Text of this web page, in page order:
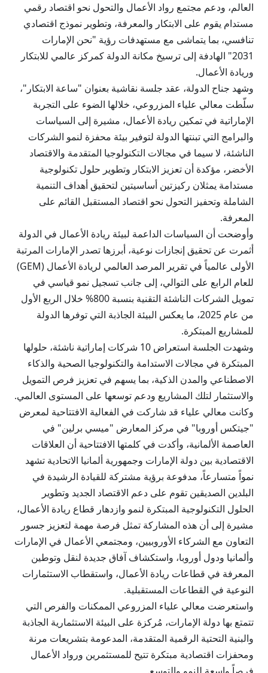
العالم، ودعم مجتمع رواد الأعمال والتحول نحو اقتصاد رقمي
مستدام يقوم على الابتكار والمعرفة، وتطوير نموذج اقتصادي
تنافسي، بما يتماشى مع مستهدفات رؤية "نحن الإمارات
2031" الهادفة إلى ترسيخ مكانة الدولة كمركز عالمي للابتكار
وريادة الأعمال.
وشهد جناح الدولة، عقد جلسة نقاشية بعنوان "ساعة الابتكار"،
سلّطت معالي علياء المزروعي، خلالها الضوء على التجربة
الإماراتية في تمكين ريادة الأعمال، مشيرة إلى السياسات
والبرامج التي تبنتها الدولة لتوفير بيئة محفزة لنمو الشركات
الناشئة، لا سيما في مجالات التكنولوجيا المتقدمة والاقتصاد
الأخضر، مؤكدة أن تعزيز الابتكار وتطوير حلول تكنولوجية
مستدامة يمثلان ركيزتين أساسيتين لتحقيق أهداف التنمية
الشاملة وتحفيز التحول نحو اقتصاد المستقبل القائم على
المعرفة.
وأوضحت أن السياسات الداعمة لبيئة ريادة الأعمال في الدولة
أثمرت عن تحقيق إنجازات نوعية، أبرزها تصدر الإمارات المرتبة
الأولى عالمياً في تقرير المرصد العالمي لريادة الأعمال (GEM)
للعام الرابع على التوالي، إلى جانب تسجيل نمو قياسي في
تمويل الشركات الناشئة التقنية بنسبة 800% خلال الربع الأول
من عام 2025، ما يعكس البيئة الجاذبة التي توفرها الدولة
للمشاريع المبتكرة.
وشهدت الجلسة استعراض 10 شركات إماراتية ناشئة، حلولها
المبتكرة في مجالات الاستدامة والتكنولوجيا الصحية والذكاء
الاصطناعي والمدن الذكية، بما يسهم في تعزيز فرص التمويل
والاستثمار لتلك المشاريع ودعم توسعها على المستوى العالمي.
وكانت معالي علياء قد شاركت في الفعالية الافتتاحية لمعرض
"جيتكس أوروبا" في مركز المعارض "ميسي برلين" في
العاصمة الألمانية، وأكدت في كلمتها الافتتاحية أن العلاقات
الاقتصادية بين دولة الإمارات وجمهورية ألمانيا الاتحادية تشهد
نمواً متسارعاً، مدفوعة برؤية مشتركة للقيادة الرشيدة في
البلدين الصديقين تقوم على دعم الاقتصاد الجديد وتطوير
الحلول التكنولوجية المبتكرة لنمو وازدهار قطاع ريادة الأعمال،
مشيرة إلى أن هذه المشاركة تمثل فرصة مهمة لتعزيز جسور
التعاون مع الشركاء الأوروبيين، ومجتمعي الأعمال في الإمارات
وألمانيا ودول أوروبا، واستكشاف آفاق جديدة لنقل وتوطين
المعرفة في قطاعات ريادة الأعمال، واستقطاب الاستثمارات
النوعية في القطاعات المستقبلية.
واستعرضت معالي علياء المزروعي الممكنات والفرص التي
تتمتع بها دولة الإمارات، مُركزة على البيئة الاستثمارية الجاذبة
والبنية التحتية الرقمية المتقدمة، المدعومة بتشريعات مرنة
ومحفزات اقتصادية مبتكرة تتيح للمستثمرين ورواد الأعمال